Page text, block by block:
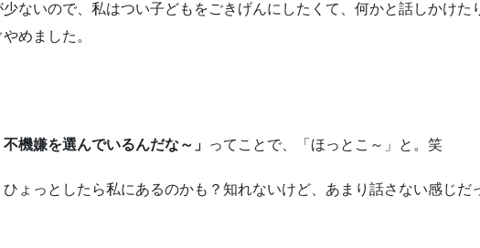
ないので、私はつい子どもをごきげんにしたくて、何かと話しかけた
めました。
不機嫌を選んでいるんだな～」 ってことで、「ほっとこ～」と。笑
ょっとしたら私にあるのかも？知れないけど、あまり話さない感じだ